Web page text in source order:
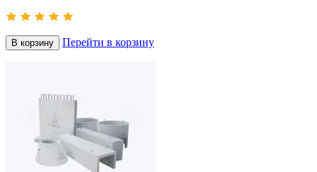
В корзину Перейти в корзину